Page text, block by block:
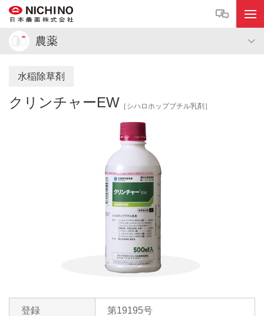
農薬
水稲除草剤
クリンチャーEW ［シハロホップブチル乳剤］
登録 第19195号